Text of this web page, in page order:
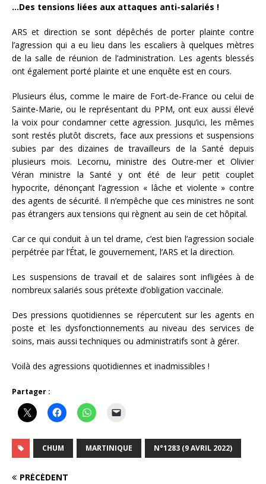
…Des tensions liées aux attaques anti-salariés !
ARS et direction se sont dépêchés de porter plainte contre
l’agression qui a eu lieu dans les escaliers à quelques mètres
de la salle de réunion de l’administration. Les agents blessés
ont également porté plainte et une enquête est en cours.
Plusieurs élus, comme le maire de Fort-de-France ou celui de
Sainte-Marie, ou le représentant du PPM, ont eux aussi élevé
la voix pour condamner cette agression. Jusqu’ici, les mêmes
sont restés plutôt discrets, face aux pressions et suspensions
subies par des dizaines de travailleurs de la Santé depuis
plusieurs mois. Lecornu, ministre des Outre-mer et Olivier
Véran ministre la Santé y ont été de leur petit couplet
hypocrite, dénonçant l’agression « lâche et violente » contre
des agents de sécurité. Il n’empêche que ces ministres ne sont
pas étrangers aux tensions qui règnent au sein de cet hôpital.
Car ce qui conduit à un tel drame, c’est bien l’agression sociale
perpétrée par l’État, le gouvernement, l’ARS et la direction.
Les suspensions de travail et de salaires sont infligées à de
nombreux salariés sous prétexte d’obligation vaccinale.
Des pressions quotidiennes se répercutent sur les agents en
poste et les dysfonctionnements au niveau des services de
soins, mais aussi techniques ou administratifs sont à gérer.
Voilà des agressions quotidiennes et inadmissibles !
Partager :
CHUM MARTINIQUE N°1283 (9 AVRIL 2022)
PRÉCÉDENT